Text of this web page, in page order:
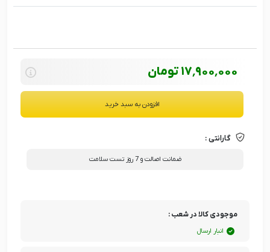
17٬900٬000تومان
افزودن به سبد خرید
گارانتی :
ضمانت اصالت و 7 روز تست سلامت
موجودی کالا در شعب :
انبار ارسال